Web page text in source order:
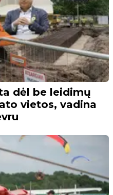
dėl be leidimų
vietos, vadina